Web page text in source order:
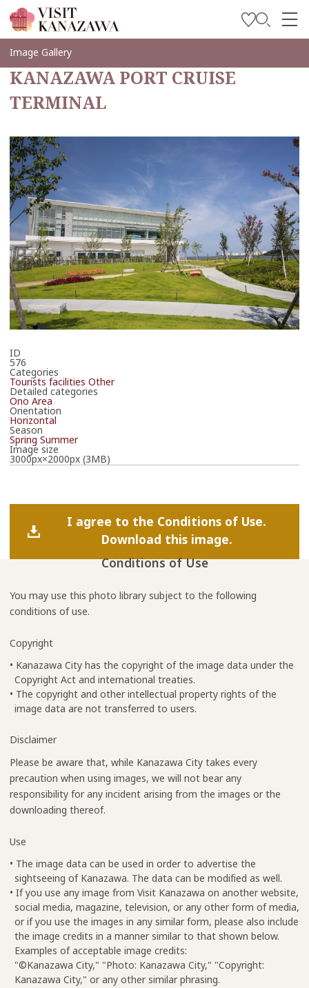
บทความพิเศษ
สถานที่ท่องเที่ยว
วางแผนการท่องเที่ยวของคุณ
Travel Trade and Media
Languages
Image Gallery
KANAZAWA PORT CRUISE
TERMINAL
ID
576
Categories
Tourists facilities Other
Detailed categories
Ono Area
Orientation
Horizontal
Season
Spring Summer
Image size
3000px×2000px (3MB)
I agree to the Conditions of Use.
Download this image.
Conditions of Use
You may use this photo library subject to the following
conditions of use.
Copyright
• Kanazawa City has the copyright of the image data under the
Copyright Act and international treaties.
• The copyright and other intellectual property rights of the
image data are not transferred to users.
Disclaimer
Please be aware that, while Kanazawa City takes every
precaution when using images, we will not bear any
responsibility for any incident arising from the images or the
downloading thereof.
Use
• The image data can be used in order to advertise the
sightseeing of Kanazawa. The data can be modified as well.
• If you use any image from Visit Kanazawa on another website,
social media, magazine, television, or any other form of media,
or if you use the images in any similar form, please also include
the image credits in a manner similar to that shown below.
Examples of acceptable image credits:
"©Kanazawa City," "Photo: Kanazawa City," "Copyright:
Kanazawa City," or any other similar phrasing.